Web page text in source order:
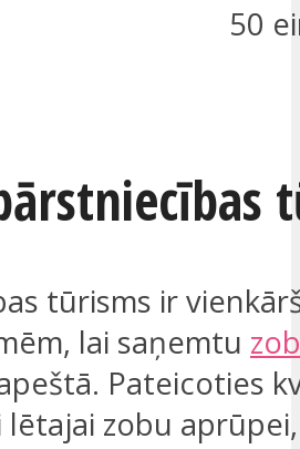
50
tūrisms ir
lai saņemtu
Pateicoties
lētajai zobu